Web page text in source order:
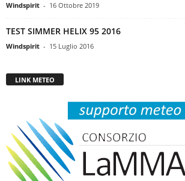
Windspirit - 16 Ottobre 2019
TEST SIMMER HELIX 95 2016
Windspirit - 15 Luglio 2016
LINK METEO